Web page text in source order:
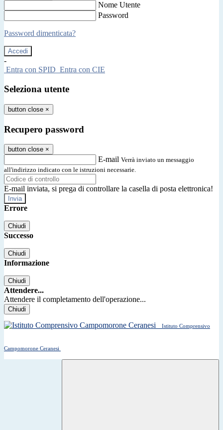
Nome Utente
Password
Password dimenticata?
-
Entra con SPID Entra con CIE
Seleziona utente
button close ×
Recupero password
button close ×
E-mail Verrà inviato un messaggio
all'indirizzo indicato con le istruzioni necessarie.
E-mail inviata, si prega di controllare la casella di posta elettronica!
Errore
Chiudi
Successo
Chiudi
Informazione
Chiudi
Attendere...
Attendere il completamento dell'operazione...
Chiudi
Istituto Comprensivo
Campomorone Ceranesi